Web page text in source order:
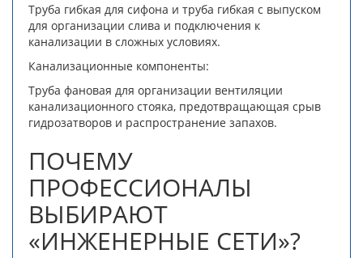
Труба гибкая для сифона и труба гибкая с выпуском
для организации слива и подключения к
канализации в сложных условиях.
Канализационные компоненты:
Труба фановая для организации вентиляции
канализационного стояка, предотвращающая срыв
гидрозатворов и распространение запахов.
ПОЧЕМУ
ПРОФЕССИОНАЛЫ
ВЫБИРАЮТ
«ИНЖЕНЕРНЫЕ СЕТИ»?